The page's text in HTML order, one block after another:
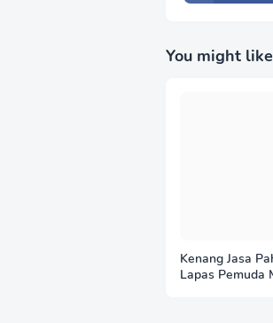
You might like
Kenang Jasa
Lapas Pemuda